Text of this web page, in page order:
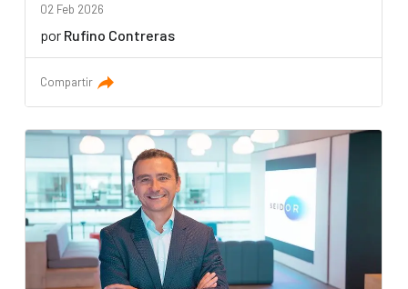
02 Feb 2026
por Rufino Contreras
Compartir